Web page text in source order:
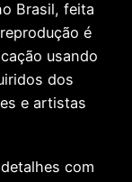
Brasil, feita
é
usando
dos
e artistas
com